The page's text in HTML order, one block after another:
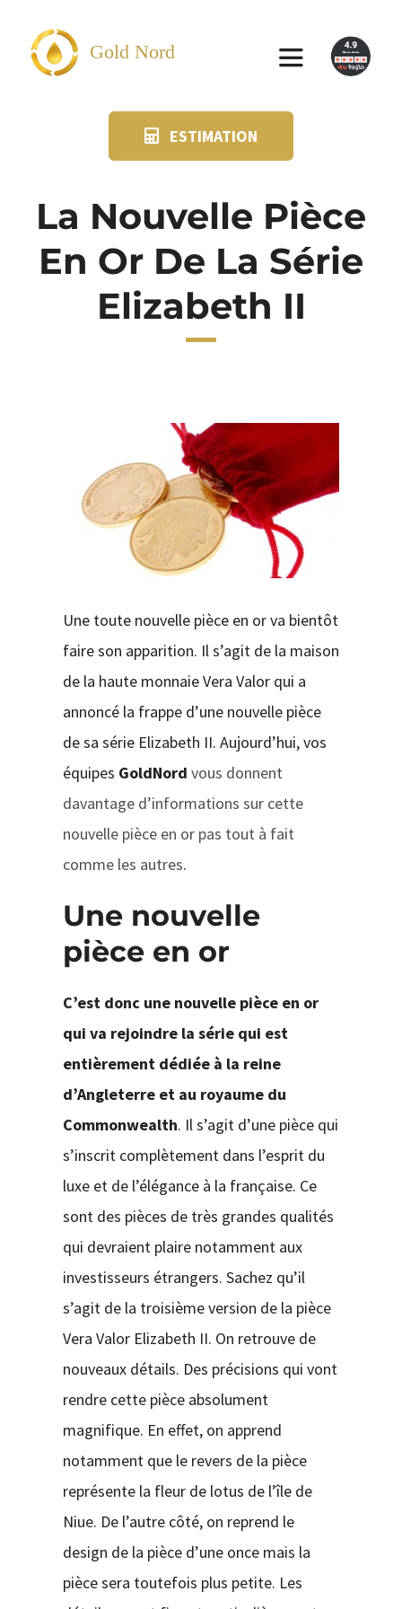
contenu
Gold Nord
Toggle
SUIVI KIT POSTAL
ESTIMATION
La Nouvelle Pièce
En Or De La Série
Elizabeth II
Une toute nouvelle pièce en or va bientôt
faire son apparition. Il s’agit de la maison
de la haute monnaie Vera Valor qui a
annoncé la frappe d’une nouvelle pièce
de sa série Elizabeth II. Aujourd’hui, vos
équipes GoldNord vous donnent
davantage d’informations sur cette
nouvelle pièce en or pas tout à fait
comme les autres.
Une nouvelle
pièce en or
C’est donc une nouvelle pièce en or
qui va rejoindre la série qui est
entièrement dédiée à la reine
d’Angleterre et au royaume du
Commonwealth. Il s’agit d’une pièce qui
s’inscrit complètement dans l’esprit du
luxe et de l’élégance à la française. Ce
sont des pièces de très grandes qualités
qui devraient plaire notamment aux
investisseurs étrangers. Sachez qu’il
s’agit de la troisième version de la pièce
Vera Valor Elizabeth II. On retrouve de
nouveaux détails. Des précisions qui vont
rendre cette pièce absolument
magnifique. En effet, on apprend
notamment que le revers de la pièce
représente la fleur de lotus de l’île de
Niue. De l’autre côté, on reprend le
design de la pièce d’une once mais la
pièce sera toutefois plus petite. Les